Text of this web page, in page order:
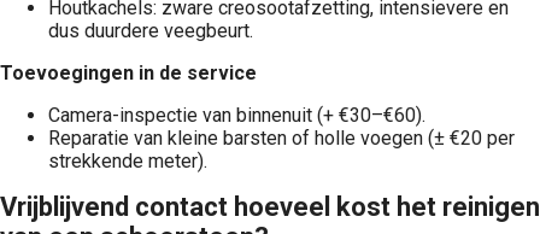
Houtkachels: zware creosootafzetting, intensievere en
dus duurdere veegbeurt.
Toevoegingen in de service
Camera-inspectie van binnenuit (+ €30–€60).
Reparatie van kleine barsten of holle voegen (± €20 per
strekkende meter).
Vrijblijvend contact hoeveel kost het reinigen